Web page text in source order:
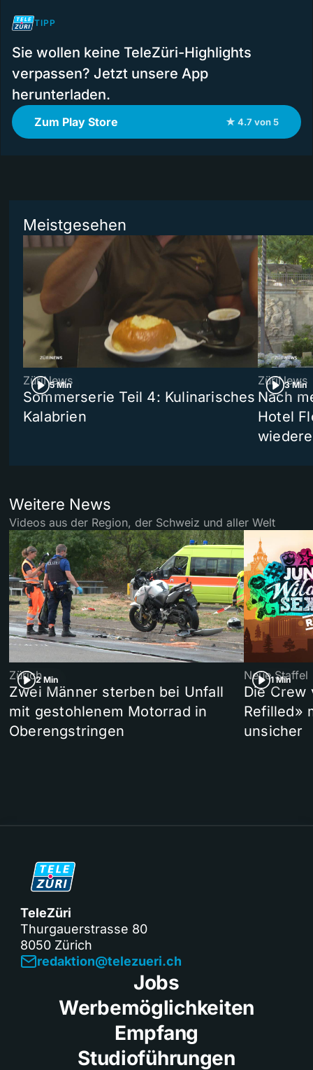
TIPP
Sie wollen keine TeleZüri-Highlights
verpassen? Jetzt unsere App
herunterladen.
Zum Play Store ★ 4.7 von 5
Meistgesehen
5 Min
ZüriNews
Sommerserie Teil 4: Kulinarisches
Kalabrien
3 Min
ZüriNews
Nach
Hotel
Weitere News
Videos aus der Region, der Schweiz und aller Welt
2 Min
Zürich
Zwei Männer sterben bei Unfall
mit gestohlenem Motorrad in
Oberengstringen
1 Min
Neue Staffel
Die Crew
Refilled»
unsicher
TeleZüri
Thurgauerstrasse 80
8050 Zürich
redaktion@telezueri.ch
Jobs
Werbemöglichkeiten
Empfang
Studioführungen